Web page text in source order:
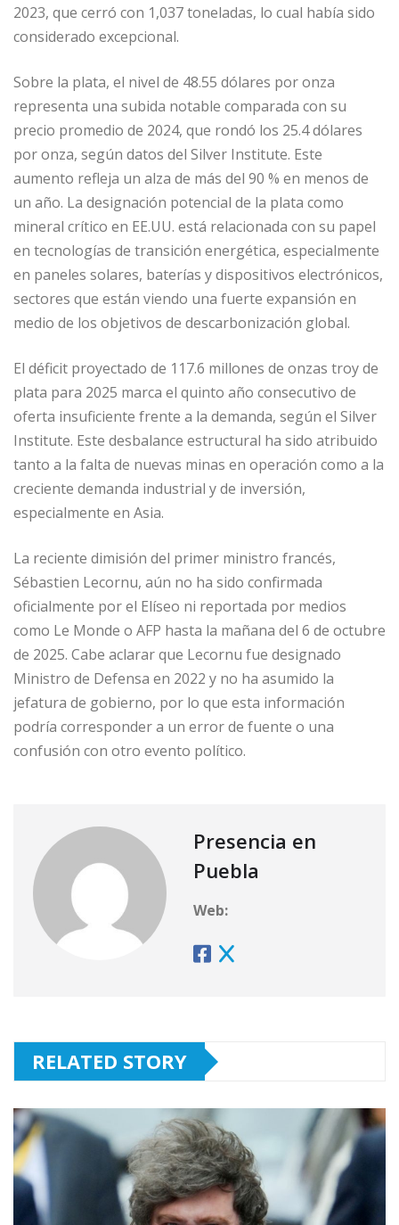
2023, que cerró con 1,037 toneladas, lo cual había sido
considerado excepcional.
Sobre la plata, el nivel de 48.55 dólares por onza
representa una subida notable comparada con su
precio promedio de 2024, que rondó los 25.4 dólares
por onza, según datos del Silver Institute. Este
aumento refleja un alza de más del 90 % en menos de
un año. La designación potencial de la plata como
mineral crítico en EE.UU. está relacionada con su papel
en tecnologías de transición energética, especialmente
en paneles solares, baterías y dispositivos electrónicos,
sectores que están viendo una fuerte expansión en
medio de los objetivos de descarbonización global.
El déficit proyectado de 117.6 millones de onzas troy de
plata para 2025 marca el quinto año consecutivo de
oferta insuficiente frente a la demanda, según el Silver
Institute. Este desbalance estructural ha sido atribuido
tanto a la falta de nuevas minas en operación como a la
creciente demanda industrial y de inversión,
especialmente en Asia.
La reciente dimisión del primer ministro francés,
Sébastien Lecornu, aún no ha sido confirmada
oficialmente por el Elíseo ni reportada por medios
como Le Monde o AFP hasta la mañana del 6 de octubre
de 2025. Cabe aclarar que Lecornu fue designado
Ministro de Defensa en 2022 y no ha asumido la
jefatura de gobierno, por lo que esta información
podría corresponder a un error de fuente o una
confusión con otro evento político.
Presencia en
Puebla
Web:
RELATED STORY